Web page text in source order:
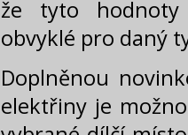
že tyto hodnoty
obvyklé pro daný
Doplněnou
elektřiny je